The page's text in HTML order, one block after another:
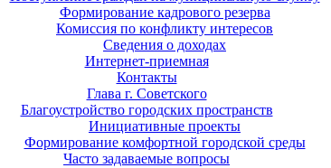
Формирование кадрового резерва
Комиссия по конфликту интересов
Сведения о доходах
Интернет-приемная
Контакты
Глава г. Советского
Благоустройство городских пространств
Инициативные проекты
Формирование комфортной городской среды
Часто задаваемые вопросы